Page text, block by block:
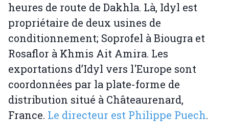
heures de route de Dakhla. Là, Idyl est
propriétaire de deux usines de
conditionnement; Soprofel à Biougra et
Rosaflor à Khmis Ait Amira. Les
exportations d’Idyl vers l'Europe sont
coordonnées par la plate-forme de
distribution situé à Châteaurenard,
France. Le directeur est Philippe Puech.